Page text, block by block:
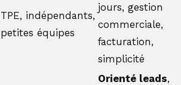
TPE, indépendants,
petites équipes
jours, gestion
commerciale,
facturation,
simplicité
Orienté leads,